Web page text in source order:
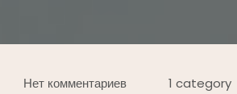
Нет комментариев 1 category